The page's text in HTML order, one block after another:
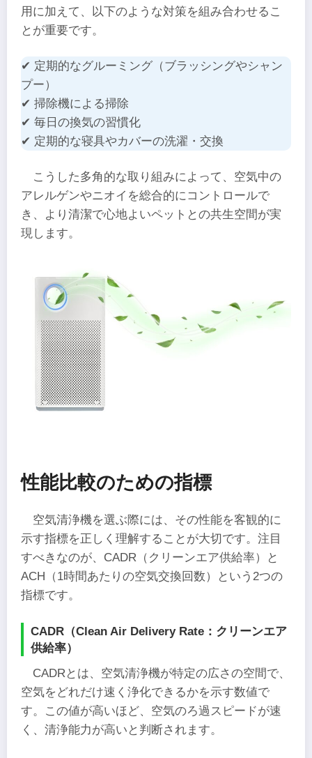
用に加えて、以下のような対策を組み合わせるこ
とが重要です。
✔ 定期的なグルーミング（ブラッシングやシャン
プー）
✔ 掃除機による掃除
✔ 毎日の換気の習慣化
✔ 定期的な寝具やカバーの洗濯・交換
こうした多角的な取り組みによって、空気中の
アレルゲンやニオイを総合的にコントロールで
き、より清潔で心地よいペットとの共生空間が実
現します。
性能比較のための指標
空気清浄機を選ぶ際には、その性能を客観的に
示す指標を正しく理解することが大切です。注目
すべきなのが、CADR（クリーンエア供給率）と
ACH（1時間あたりの空気交換回数）という2つの
指標です。
CADR（Clean Air Delivery Rate：クリーンエア
供給率）
CADRとは、空気清浄機が特定の広さの空間で、
空気をどれだけ速く浄化できるかを示す数値で
す。この値が高いほど、空気のろ過スピードが速
く、清浄能力が高いと判断されます。